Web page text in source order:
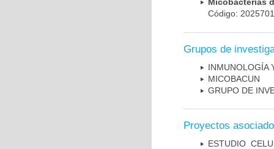
Micobacterias
Código:
Grupos de
INMUNOLOGÍA
MICOBAC­UN
GRUPO DE
Proyectos
ESTUDIO